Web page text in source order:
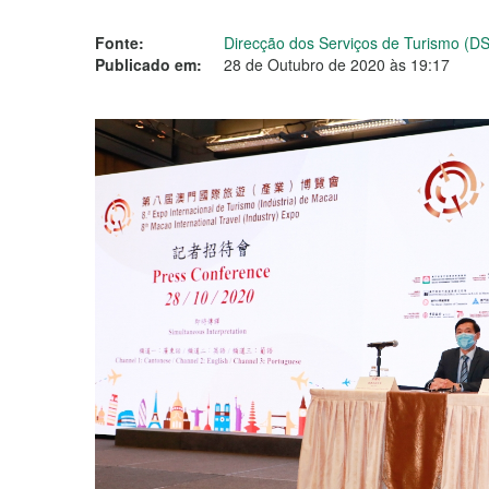
Fonte:
Direcção dos Serviços de Turismo
Publicado em:
28 de Outubro de 2020 às 19:17